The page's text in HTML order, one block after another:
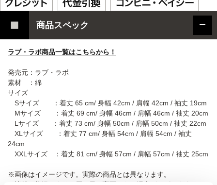
商品スペック
ラブ・ラボ商品一覧はこちらから！
発売元：ラブ・ラボ
素材 ：綿
サイズ
Sサイズ ：着丈 65 cm/ 身幅 42cm / 肩幅 42cm / 袖丈 19cm
Mサイズ ：着丈 69 cm/ 身幅 46cm / 肩幅 46cm / 袖丈 20cm
Lサイズ ：着丈 73 cm/ 身幅 50cm / 肩幅 50cm / 袖丈 22cm
XLサイズ ：着丈 77 cm/ 身幅 54cm / 肩幅 54cm / 袖丈
24cm
XXLサイズ ：着丈 81 cm/ 身幅 57cm / 肩幅 57cm / 袖丈 25cm
※画像はイメージです。実際の商品とは異なります。